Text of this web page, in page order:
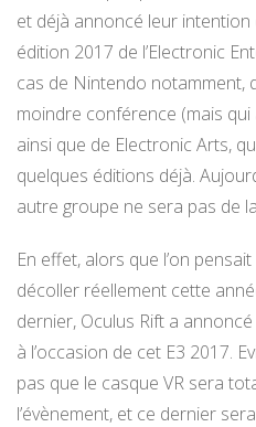
et déjà annoncé leur
édition 2017 de l’Electronic
cas de Nintendo notamment,
moindre conférence (mais
ainsi que de Electronic Arts,
quelques éditions déjà.
autre groupe ne sera pas de
En effet, alors que l’on
décoller réellement cette
dernier, Oculus Rift a
à l’occasion de cet E3 2017.
pas que le casque VR sera
l’évènement, et ce dernier